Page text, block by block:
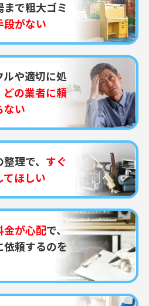
で粗大ゴミ
段がない
や適切に処
どの業者に頼
ない
理で、 すぐ
てほしい
金が心配で、
頼するのを